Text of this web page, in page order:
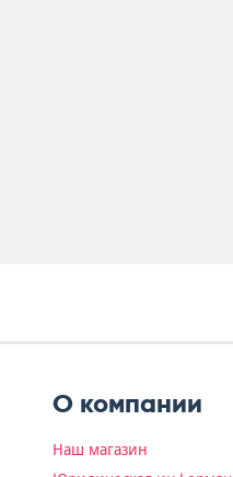
О компании
Наш магазин